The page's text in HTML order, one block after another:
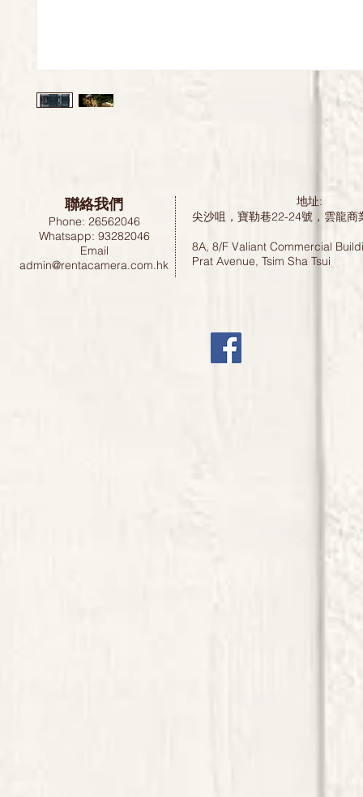
聯絡我們
Phone: 26562046
Whatsapp: 93282046
Email
admin@rentacamera.com.hk
地址:
尖沙咀，寶勒巷22-24號，雲龍
8A, 8/F Valiant Commercial
Prat Avenue, Tsim Sha Tsui